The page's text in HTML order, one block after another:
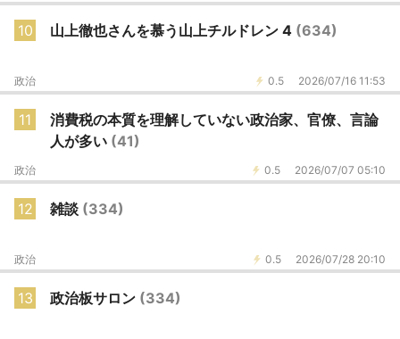
10 山上徹也さんを慕う山上チルドレン 4 (634)
0.5 2026/07/16 11:53
政治
11
消費税の本質を理解していない政治家、官僚、言論
人が多い (41)
0.5 2026/07/07 05:10
政治
12 雑談 (334)
0.5 2026/07/28 20:10
政治
13 政治板サロン (334)